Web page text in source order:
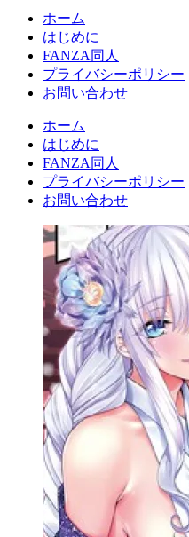
ホーム
はじめに
FANZA同人
プライバシーポリシー
お問い合わせ
ホーム
はじめに
FANZA同人
プライバシーポリシー
お問い合わせ